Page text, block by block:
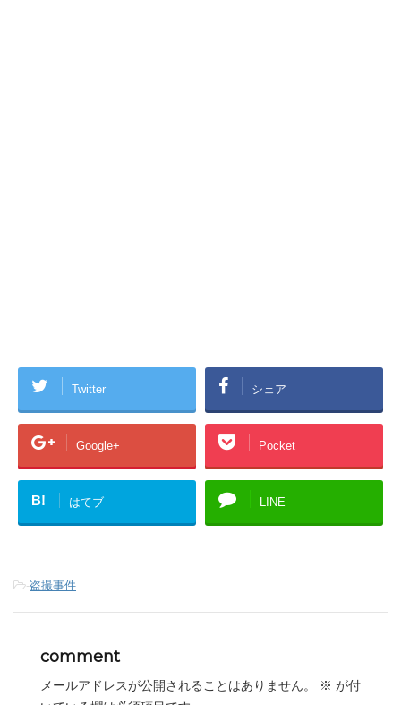
Twitter シェア
Google+ Pocket
B! はてブ LINE
-盗撮事件
comment
メールアドレスが公開されることはありません。 ※ が付